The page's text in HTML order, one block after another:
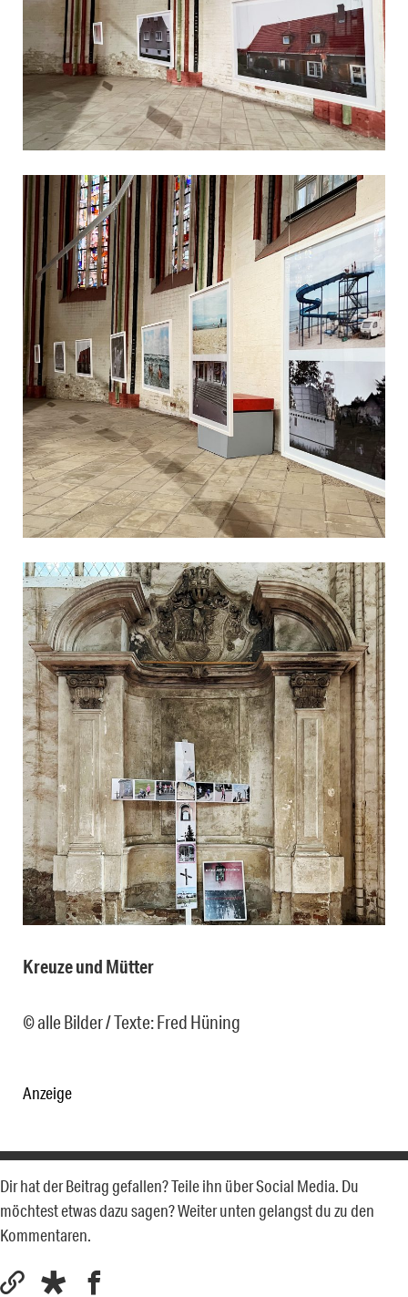
Kreuze und Mütter
© alle Bilder / Texte: Fred Hüning
Anzeige
Dir hat der Beitrag gefallen? Teile ihn über Social Media. Du
möchtest etwas dazu sagen? Weiter unten gelangst du zu den
Kommentaren.